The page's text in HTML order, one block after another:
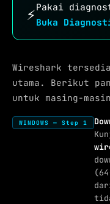
⚡Pakai
Buka
Wireshark
utama. Berikut
untuk masing-
WINDOWS — Step 1